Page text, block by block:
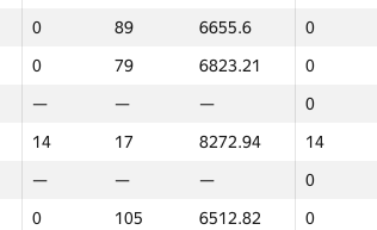
0 89 6655.6 0
0 79 6823.21 0
— — — 0
14 17 8272.94 14
— — — 0
0 105 6512.82 0
Барлығы
GP30 Орын Ұпайлар NGP30 Sum